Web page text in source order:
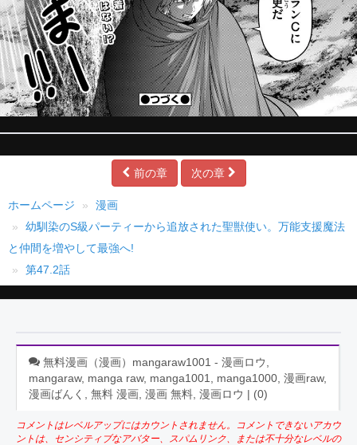
前の章 次の章
ホームページ
漫画
幼馴染のS級パーティーから追放された聖獣使い。万能支援魔法
と仲間を増やして最強へ!
第47.2話
無料漫画（漫画）mangaraw1001 - 漫画ロウ,
mangaraw, manga raw, manga1001, manga1000, 漫画raw,
漫画ばんく, 無料 漫画, 漫画 無料, 漫画ロウ | (0)
コメントはレベルアップにはカウントされません。コメントできないアカウ
ントは、センシティブなアバター、スパムリンク、または不十分なレベルの